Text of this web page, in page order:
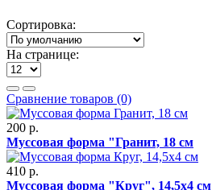
Сортировка:
На странице:
Сравнение товаров (0)
200 р.
Муссовая форма "Гранит, 18 см
410 р.
Муссовая форма "Круг", 14,5х4 см